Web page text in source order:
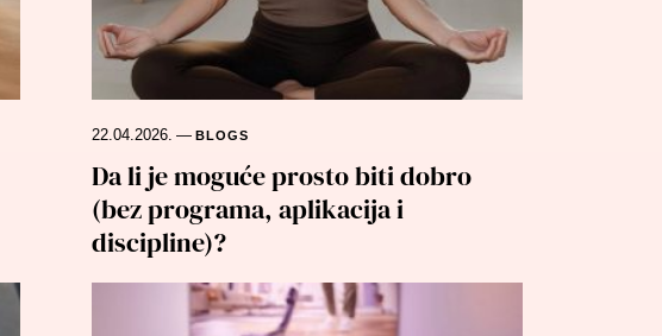
22.04.2026. — BLOGS
Da li je moguće prosto biti dobro
(bez programa, aplikacija i
discipline)?